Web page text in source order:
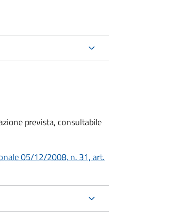
prevista, consultabile
05/12/2008, n. 31, art.